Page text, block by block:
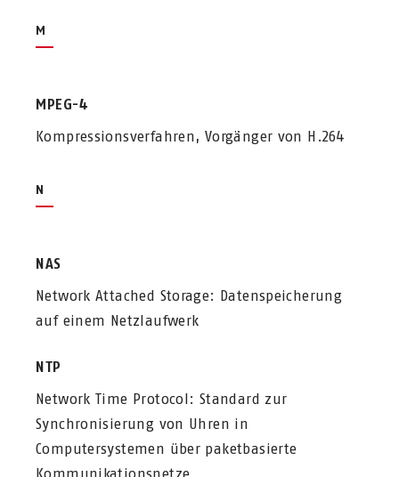
M
MPEG-4
Kompressionsverfahren, Vorgänger von H.264
N
NAS
Network Attached Storage: Datenspeicherung
auf einem Netzlaufwerk
NTP
Network Time Protocol: Standard zur
Synchronisierung von Uhren in
Computersystemen über paketbasierte